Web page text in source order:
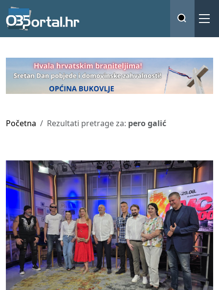
Početna Rezultati pretrage za: pero galić